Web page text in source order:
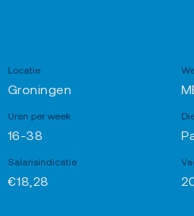
Locatie
Groningen
Uren per week
16-38
Salarisindicatie
€18,28